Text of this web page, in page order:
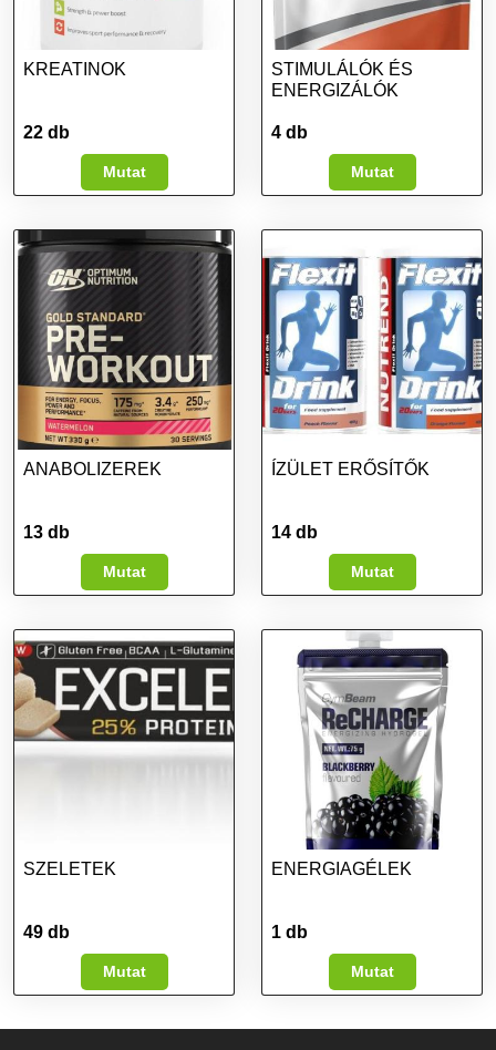
KREATINOK
22 db
Mutat
STIMULÁLÓK ÉS
ENERGIZÁLÓK
4 db
Mutat
ANABOLIZEREK
13 db
Mutat
ÍZÜLET ERŐSÍTŐK
14 db
Mutat
SZELETEK
49 db
Mutat
ENERGIAGÉLEK
1 db
Mutat